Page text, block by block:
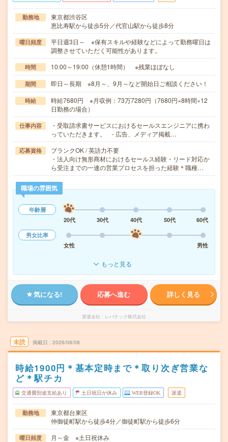
勤務地
東京都渋谷区
恵比寿駅から徒歩5分／代官山駅から徒歩8分
曜日頻度
平日週3日～ ※保有スキルや経験などによって勤務曜日は
調整させていただく可能性があります。
時間 10:00～19:00（休憩1時間） ※残業ほぼなし
期間 即日～長期 ※8月～、9月～など開始日ご相談ください！
時給
時給7680円 ※月収例：73万7280円（7680円×8時間×12
日勤務の場合）
仕事内容
・受取請求書サービスにおけるセールスエンジニアに携わ
っていただきます。 - 広告、メディア掲載…
応募資格
ブランクOK / 英語力不要
・法人向け無形商材におけるセールス経験・リード対応か
ら受注までの一連の営業プロセスを担った経験＊職種…
職場の雰囲気
年齢層
20代
30代 40代 50代
60代
男女比率
女性
男性
もっと見る
気になる! 応募へ進む 詳しく見る
派遣会社 レバテック株式会社
未読 掲載日 2026/08/08
時給1900円＊基本定時まで＊取り次ぎ営業な
ど＊駅チカ
交通費別途支給あり 土日祝日が休み WEB登録OK 派遣
勤務地
東京都台東区
仲御徒町駅から徒歩4分／御徒町駅から徒歩6分
曜日頻度 月～金 ※土日祝休み